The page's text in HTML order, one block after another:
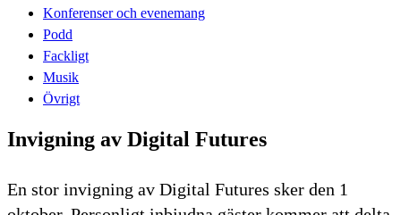
Konferenser och evenemang
Podd
Fackligt
Musik
Övrigt
Invigning av Digital Futures
En stor invigning av Digital Futures sker den 1